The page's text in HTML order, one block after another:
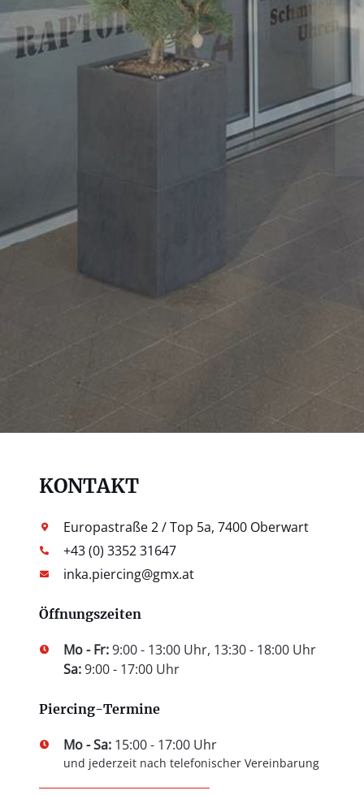
KONTAKT
Europastraße 2 / Top 5a, 7400 Oberwart
+43 (0) 3352 31647
inka.piercing@gmx.at
Öffnungszeiten
Mo - Fr:9:00 - 13:00 Uhr, 13:30 - 18:00 Uhr
Sa:9:00 - 17:00 Uhr
Piercing-Termine
Mo - Sa: 15:00 - 17:00 Uhr
und jederzeit nach telefonischer Vereinbarung